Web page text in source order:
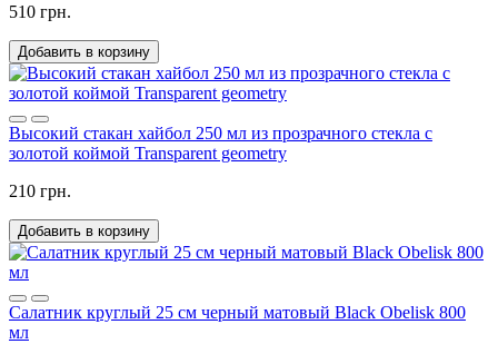
510 грн.
Добавить в корзину
Высокий стакан хайбол 250 мл из прозрачного стекла с
золотой коймой Transparent geometry
210 грн.
Добавить в корзину
Салатник круглый 25 см черный матовый Black Obelisk 800
мл